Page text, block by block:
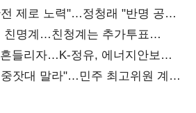
제로 노력"…정청래 "반명 공세
친명계…친청계는 추가투표
들리자…K-정유, 에너지안보
잣대 말라"…민주 최고위원 계파